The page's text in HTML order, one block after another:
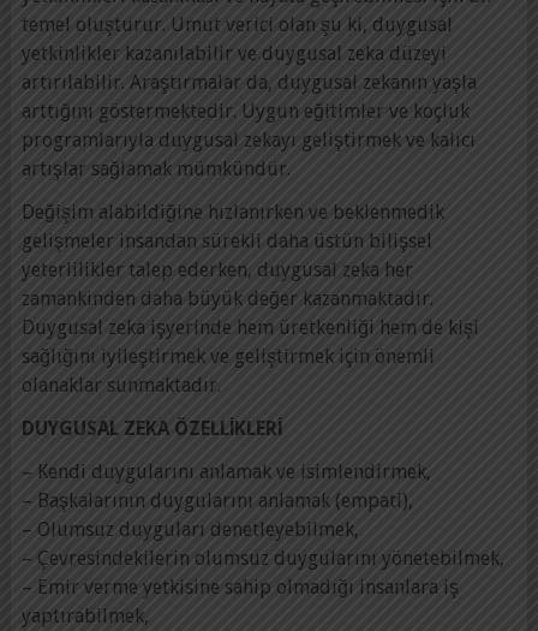
temel oluşturur. Umut verici olan şu ki, duygusal
yetkinlikler kazanılabilir ve duygusal zeka düzeyi
artırılabilir. Araştırmalar da, duygusal zekanın yaşla
arttığını göstermektedir. Uygun eğitimler ve koçluk
programlarıyla duygusal zekayı geliştirmek ve kalıcı
artışlar sağlamak mümkündür.
Değişim alabildiğine hızlanırken ve beklenmedik
gelişmeler insandan sürekli daha üstün bilişsel
yeterlilikler talep ederken, duygusal zeka her
zamankinden daha büyük değer kazanmaktadır.
Duygusal zeka işyerinde hem üretkenliği hem de kişi
sağlığını iyileştirmek ve geliştirmek için önemli
olanaklar sunmaktadır.
DUYGUSAL ZEKA ÖZELLİKLERİ
– Kendi duygularını anlamak ve isimlendirmek,
– Başkalarının duygularını anlamak (empati),
– Olumsuz duyguları denetleyebilmek,
– Çevresindekilerin olumsuz duygularını yönetebilmek,
– Emir verme yetkisine sahip olmadığı insanlara iş
yaptırabilmek,